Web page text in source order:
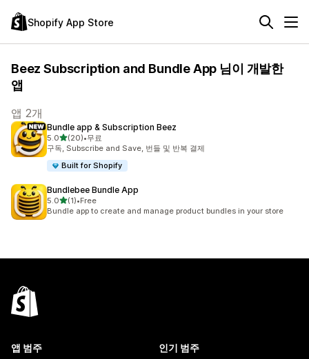
Shopify App Store
Beez Subscription and Bundle App 님이 개발한
앱
앱 2개
Bundle app & Subscription Beez
5.0별 5개 중
(20)
총 리뷰 20개
•무료
구독, Subscribe and Save, 번들 및 반복 결제
Built for Shopify
Bundlebee Bundle App
5.0별 5개 중
(1)
총 리뷰 1개
•Free
Bundle app to create and manage product bundles in your store
앱 범주 인기 범주